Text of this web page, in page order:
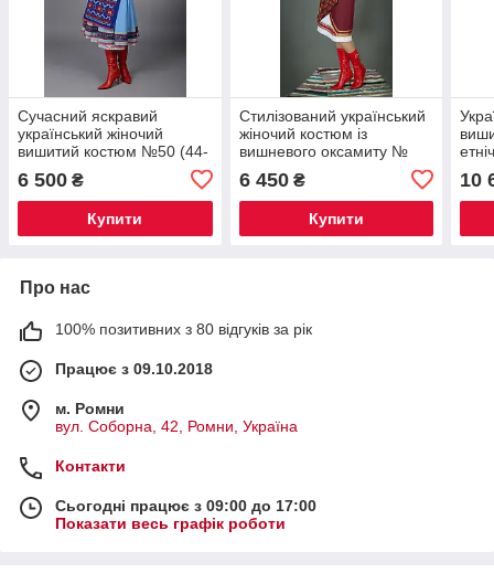
Сучасний яскравий
український жіночий
вишитий костюм №50 (44-
6 500 ₴
Купити
Стилізований український
жіночий костюм із
вишневого оксамиту №
6 450₴
Купити
(44-
10
Про нас
100% позитивних з 80 відгуків за рік
Працює з 09.10.2018
м. Ромни
вул. Соборна, 42, Ромни, Україна
Контакти
Сьогодні працює з 09:00 до 17:00
Показати весь графік роботи